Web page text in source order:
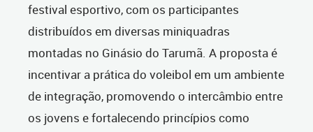
festival esportivo, com os participantes
distribuídos em diversas miniquadras
montadas no Ginásio do Tarumã. A proposta é
incentivar a prática do voleibol em um ambiente
de integração, promovendo o intercâmbio entre
os jovens e fortalecendo princípios como